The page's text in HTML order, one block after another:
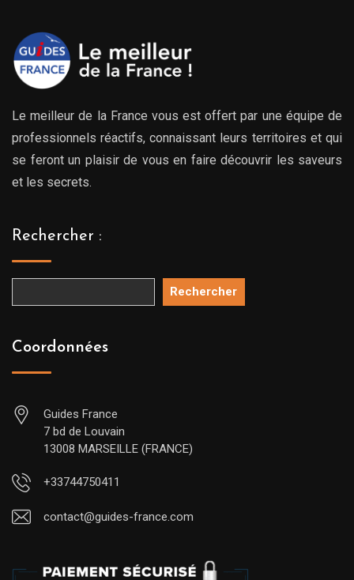
Le meilleur de la France vous est offert par une équipe de
professionnels réactifs, connaissant leurs territoires et qui
se feront un plaisir de vous en faire découvrir les saveurs
et les secrets.
Rechercher :
Rechercher
Coordonnées
Guides France
7 bd de Louvain
13008 MARSEILLE (FRANCE)
+33744750411
contact@guides-france.com